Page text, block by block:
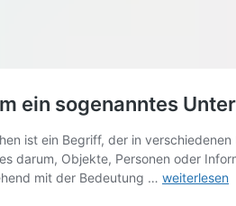
ein sogenanntes
ist ein Begriff, der in
darum, Objekte, Personen oder
mit der Bedeutung … Wobei
weiterlesen